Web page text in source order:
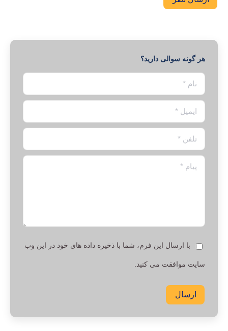
هر گونه سوالی دارید؟
نام *
ایمیل *
تلفن *
پیام *
با ارسال این فرم، شما با ذخیره داده های خود در این وب
سایت موافقت می کنید.
ارسال